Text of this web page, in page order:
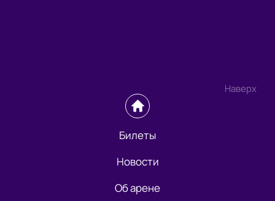
Наверх
Билеты
Новости
Об арене